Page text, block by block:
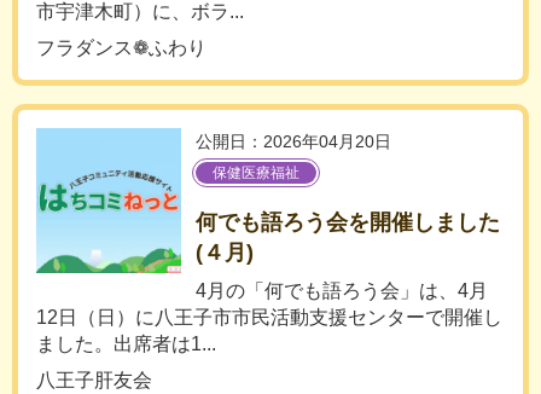
市宇津木町）に、ボラ...
フラダンス❁ふわり
公開日：2026年04月20日
保健医療福祉
何でも語ろう会を開催しました
(４月)
4月の「何でも語ろう会」は、4月
12日（日）に八王子市市民活動支援センターで開催し
ました。出席者は1...
八王子肝友会